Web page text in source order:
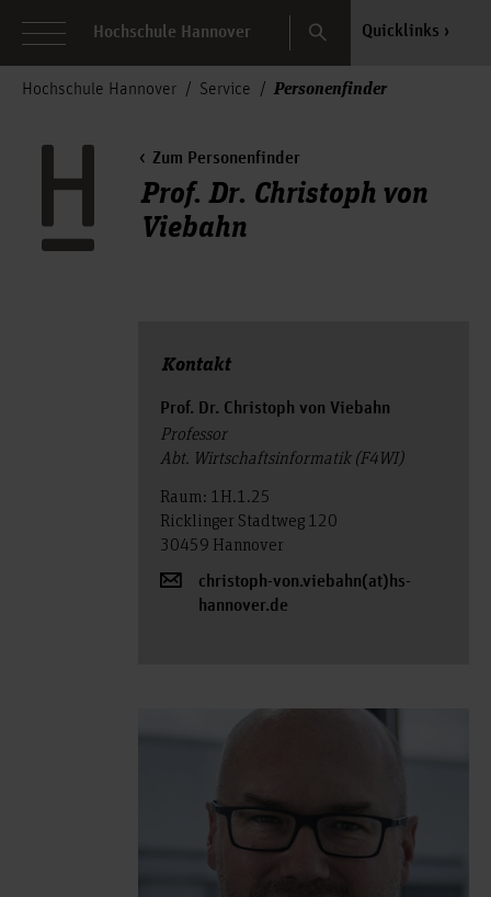
Hochschule Hannover Search Quicklinks
Hochschule Hannover Service Personenfinder
Zum Personenfinder
Prof. Dr. Christoph von
Viebahn
Kontakt
Prof. Dr. Christoph von Viebahn
Professor
Abt. Wirtschaftsinformatik (F4WI)
Raum: 1H.1.25
Ricklinger Stadtweg 120
30459 Hannover
christoph-von.viebahn(at)hs-
hannover.de